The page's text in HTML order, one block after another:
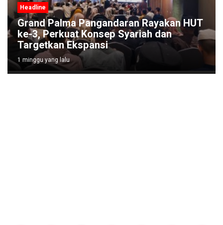
Headline
Grand Palma Pangandaran Rayakan HUT
ke-3, Perkuat Konsep Syariah dan
Targetkan Ekspansi
1 minggu yang lalu